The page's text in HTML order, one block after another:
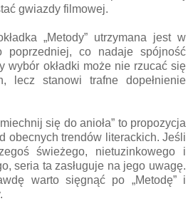
gwiazdy filmowej.
„Metody” utrzymana jest w
poprzedniej, co nadaje spójność
wybór okładki może nie rzucać się
stanowi trafne dopełnienie
się do anioła” to propozycja
obecnych trendów literackich. Jeśli
świeżego, nietuzinkowego i
seria ta zasługuje na jego uwagę.
warto sięgnąć po „Metodę” i